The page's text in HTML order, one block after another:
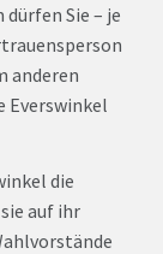
Sie – je
anderen
Everswinkel
die
auf ihr